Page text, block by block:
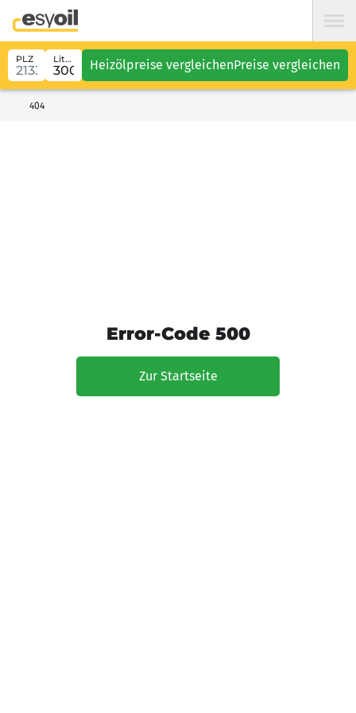
PLZ Liter Heizölpreise vergleichenPreise vergleichen
404
Error-Code 500
Zur Startseite